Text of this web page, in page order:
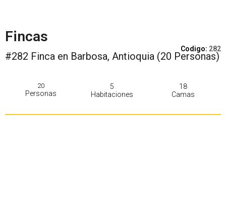
Fincas
Codigo: 282
#282 Finca en Barbosa, Antioquia (20 Personas)
20
Personas
5
Habitaciones
18
Camas